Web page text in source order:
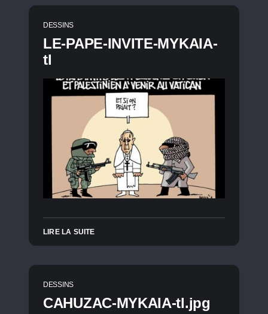
DESSINS
LE-PAPE-INVITE-MYKAIA-
tl
LIRE LA SUITE
DESSINS
CAHUZAC-MYKAIA-tl.jpg